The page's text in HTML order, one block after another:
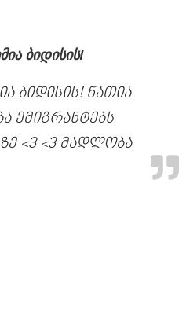
ბიდისის!
ბიდისის! ნათია
ემიგრანტებს
<3 <3 მადლობა